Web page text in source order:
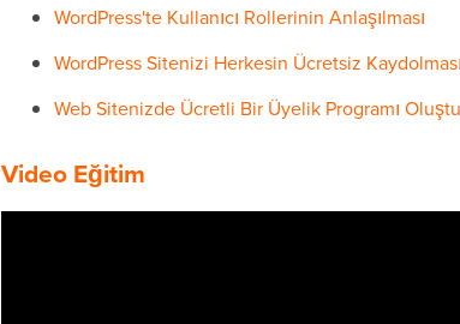
WordPress'te Kullanıcı Rollerinin Anlaşılması
WordPress Sitenizi Herkesin Ücretsiz
Web Sitenizde Ücretli Bir Üyelik Programı
Video Eğitim